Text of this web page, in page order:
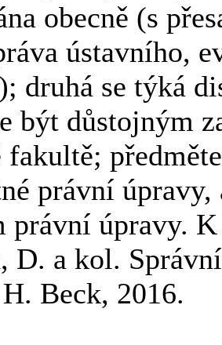
obecně (s
ústavního,
druhá se týká
být důstojným
právní
právní úpravy.
D. a kol.
Beck, 2016.